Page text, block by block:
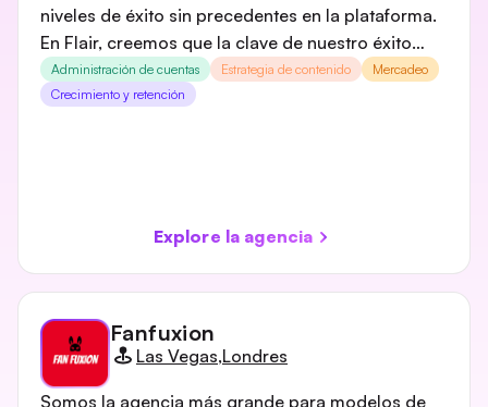
niveles de éxito sin precedentes en la plataforma.
En Flair, creemos que la clave de nuestro éxito
reside en estas tres áreas principales: gestión de
cuentas, estrategias de crecimiento en redes
Administración de cuentas Estrategia de contenido
Mercadeo
Crecimiento y retención
Explore la agencia
Fanfuxion
Las Vegas,Londres
Somos la agencia más grande para modelos de